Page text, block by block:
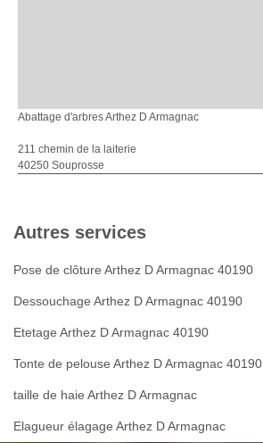
Abattage d'arbres Arthez D Armagnac
211 chemin de la laiterie
40250 Souprosse
Autres services
Pose de clôture Arthez D Armagnac 40190
Dessouchage Arthez D Armagnac 40190
Etetage Arthez D Armagnac 40190
Tonte de pelouse Arthez D Armagnac 40190
taille de haie Arthez D Armagnac
Elagueur élagage Arthez D Armagnac